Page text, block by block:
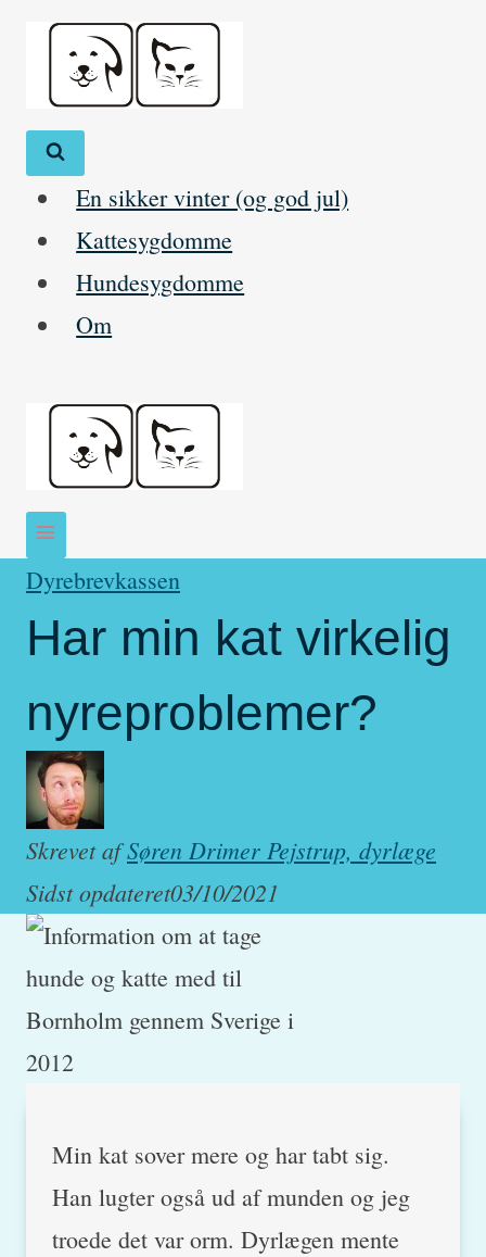
content
En sikker vinter (og god jul)
Kattesygdomme
Hundesygdomme
Om
Dyrebrevkassen
Har min kat virkelig
nyreproblemer?
Skrevet afSøren Drimer Pejstrup, dyrlæge
Sidst opdateret03/10/2021
Min kat sover mere og har tabt sig.
Han lugter også ud af munden og jeg
troede det var orm. Dyrlægen mente